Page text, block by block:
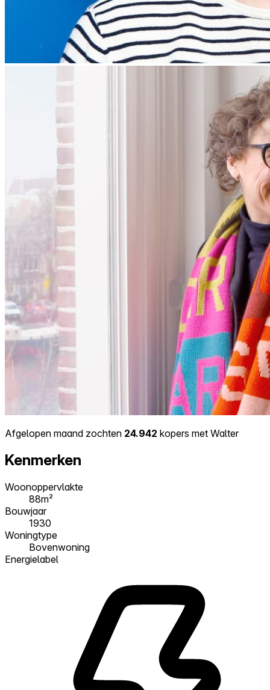
Afgelopen maand zochten 24.942 kopers met Walter
Kenmerken
Woonoppervlakte
88m²
Bouwjaar
1930
Woningtype
Bovenwoning
Energielabel